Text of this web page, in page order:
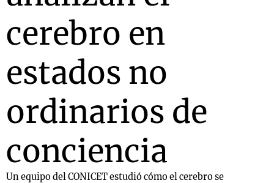
cerebro en
estados no
ordinarios de
conciencia
Un equipo del CONICET estudió cómo el cerebro se